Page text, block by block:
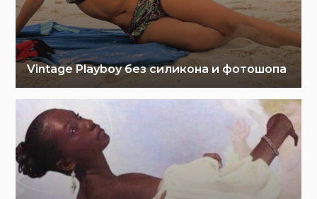
Vintage Playboy без силикона и фотошопа